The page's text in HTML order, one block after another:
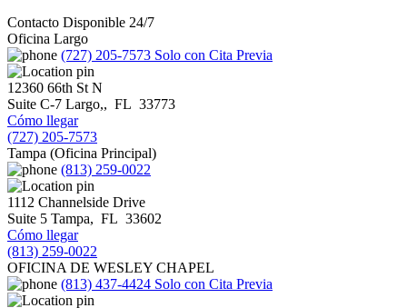
Contacto Disponible 24/7
Oficina Largo
(727) 205-7573 Solo con Cita Previa
12360 66th St N
Suite C-7 Largo,, FL 33773
Cómo llegar
(727) 205-7573
Tampa (Oficina Principal)
(813) 259-0022
1112 Channelside Drive
Suite 5 Tampa, FL 33602
Cómo llegar
(813) 259-0022
OFICINA DE WESLEY CHAPEL
(813) 437-4424 Solo con Cita Previa